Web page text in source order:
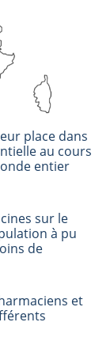
place dans
au cours
entier
sur le
à pu
de
et